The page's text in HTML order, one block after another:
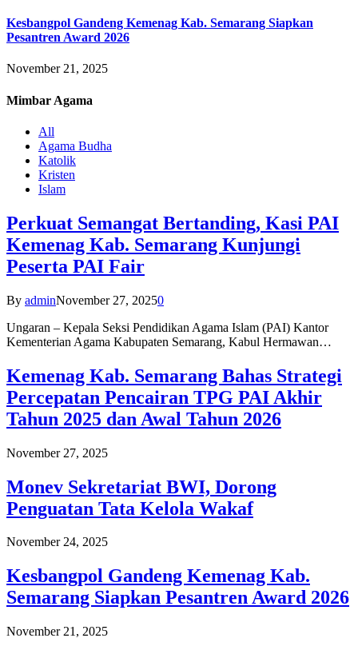
Kesbangpol Gandeng Kemenag Kab. Semarang Siapkan
Pesantren Award 2026
November 21, 2025
Mimbar Agama
All
Agama Budha
Katolik
Kristen
Islam
Perkuat Semangat Bertanding, Kasi PAI
Kemenag Kab. Semarang Kunjungi
Peserta PAI Fair
By adminNovember 27, 20250
Ungaran – Kepala Seksi Pendidikan Agama Islam (PAI) Kantor
Kementerian Agama Kabupaten Semarang, Kabul Hermawan…
Kemenag Kab. Semarang Bahas Strategi
Percepatan Pencairan TPG PAI Akhir
Tahun 2025 dan Awal Tahun 2026
November 27, 2025
Monev Sekretariat BWI, Dorong
Penguatan Tata Kelola Wakaf
November 24, 2025
Kesbangpol Gandeng Kemenag Kab.
Semarang Siapkan Pesantren Award 2026
November 21, 2025